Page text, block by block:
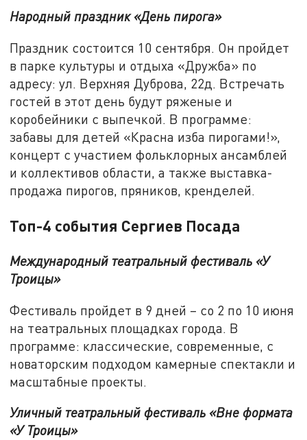
Народный праздник «День пирога»
Праздник состоится 10 сентября. Он пройдет
в парке культуры и отдыха «Дружба» по
адресу: ул. Верхняя Дуброва, 22д. Встречать
гостей в этот день будут ряженые и
коробейники с выпечкой. В программе:
забавы для детей «Красна изба пирогами!»,
концерт с участием фольклорных ансамблей
и коллективов области, а также выставка-
продажа пирогов, пряников, кренделей.
Топ-4 события Сергиев Посада
Международный театральный фестиваль «У
Троицы»
Фестиваль пройдет в 9 дней – со 2 по 10 июня
на театральных площадках города. В
программе: классические, современные, с
новаторским подходом камерные спектакли и
масштабные проекты.
Уличный театральный фестиваль «Вне формата
«У Троицы»